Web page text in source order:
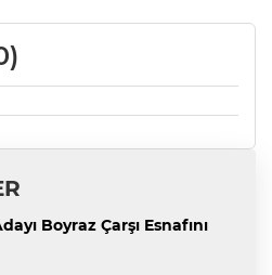
)
Boyraz Çarşı Esnafını